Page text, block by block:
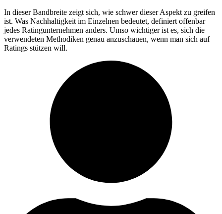
In dieser Bandbreite zeigt sich, wie schwer dieser Aspekt zu greifen
ist. Was Nachhaltigkeit im Einzelnen bedeutet, definiert offenbar
jedes Ratingunternehmen anders. Umso wichtiger ist es, sich die
verwendeten Methodiken genau anzuschauen, wenn man sich auf
Ratings stützen will.